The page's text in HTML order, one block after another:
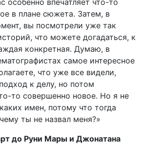
особенно впечатляет что-то
в плане сюжета. Затем, в
вы посмотрели уже так
что можете догадаться, к
конкретная. Думаю, в
самое интересное
что уже все видели,
к делу, но потом
то совершенно новое. Но я не
имен, потому что тогда
ты не назвал меня?»
до Руни Мары и Джонатана